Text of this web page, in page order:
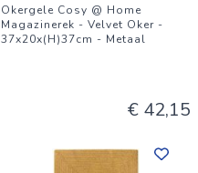
Okergele Cosy @ Home
Magazinerek - Velvet Oker -
37x20x(H)37cm - Metaal
€ 42,15